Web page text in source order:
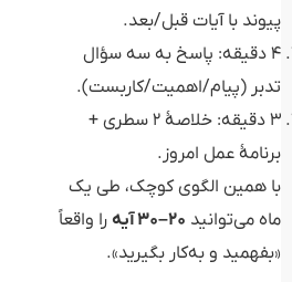
پیوند با آیات قبل/بعد.
۴ دقیقه: پاسخ به سه سؤال
تدبر (پیام/اهمیت/کاربست).
۳ دقیقه: خلاصهٔ ۲ سطری +
برنامهٔ عمل امروز.
با همین الگوی کوچک، طی یک
ماه می‌توانید ۲۰–۳۰ آیه
را واقعاً
«بفهمید و به‌کار بگیرید».